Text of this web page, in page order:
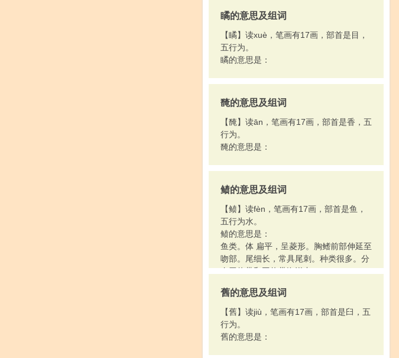
瞲的意思及组词
【瞲】读xuè，笔画有17画，部首是目，
五行为。
瞲的意思是：
馣的意思及组词
【馣】读ān，笔画有17画，部首是香，五
行为。
馣的意思是：
鲼的意思及组词
【鲼】读fèn，笔画有17画，部首是鱼，
五行为水。
鲼的意思是：
鱼类。体 扁平，呈菱形。胸鳍前部伸延至
吻部。尾细长，常具尾刺。种类很多。分
布于热带和亚热带海洋中。
舊的意思及组词
【舊】读jiù，笔画有17画，部首是臼，五
行为。
舊的意思是：